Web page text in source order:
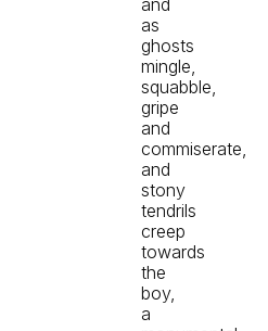
and
as
ghosts
mingle,
squabble,
gripe
and
commiserate,
and
stony
tendrils
creep
towards
the
boy,
a